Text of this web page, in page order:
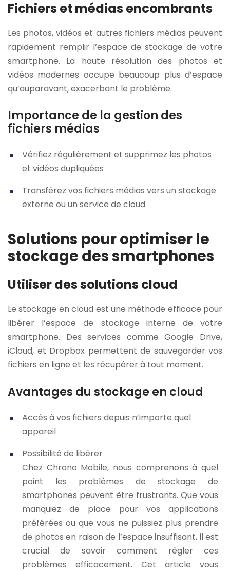
Fichiers et médias encombrants
Les photos, vidéos et autres fichiers médias peuvent
rapidement remplir l’espace de stockage de votre
smartphone. La haute résolution des photos et
vidéos modernes occupe beaucoup plus d’espace
qu’auparavant, exacerbant le problème.
Importance de la gestion des
fichiers médias
Vérifiez régulièrement et supprimez les photos
et vidéos dupliquées
Transférez vos fichiers médias vers un stockage
externe ou un service de cloud
Solutions pour optimiser le
stockage des smartphones
Utiliser des solutions cloud
Le stockage en cloud est une méthode efficace pour
libérer l’espace de stockage interne de votre
smartphone. Des services comme Google Drive,
iCloud, et Dropbox permettent de sauvegarder vos
fichiers en ligne et les récupérer à tout moment.
Avantages du stockage en cloud
Accès à vos fichiers depuis n’importe quel
appareil
Possibilité de libérer
Chez Chrono Mobile, nous comprenons à quel
point les problèmes de stockage de
smartphones peuvent être frustrants. Que vous
manquiez de place pour vos applications
préférées ou que vous ne puissiez plus prendre
de photos en raison de l’espace insuffisant, il est
crucial de savoir comment régler ces
problèmes efficacement. Cet article vous